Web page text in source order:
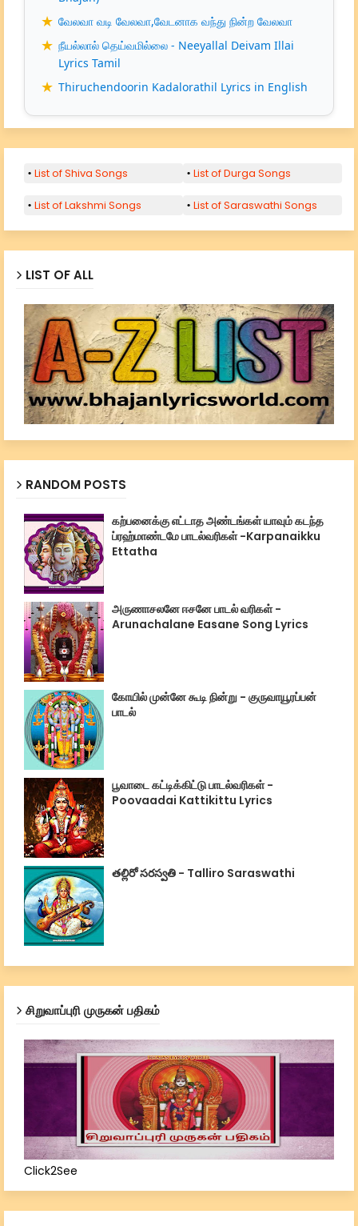
வேலவா வடி வேலவா,வேடனாக வந்து நின்ற வேலவா
நீயல்லால் தெய்வமில்லை - Neeyallal Deivam Illai
Lyrics Tamil
Thiruchendoorin Kadalorathil Lyrics in English
List of Shiva Songs List of Durga Songs
List of Lakshmi Songs List of Saraswathi Songs
LIST OF ALL
RANDOM POSTS
கற்பனைக்கு எட்டாத அண்டங்கள் யாவும் கடந்த
ப்ரஹ்மாண்டமே பாடல்வரிகள் -Karpanaikku
Ettatha
அருணாசலனே ஈசனே பாடல் வரிகள் -
Arunachalane Easane Song Lyrics
கோயில் முன்னே கூடி நின்று - குருவாயூரப்பன்
பாடல்
பூவாடை கட்டிக்கிட்டு பாடல்வரிகள் -
Poovaadai Kattikittu Lyrics
తల్లిరో సరస్వతి - Talliro Saraswathi
சிறுவாப்புரி முருகன் பதிகம்
Click2See